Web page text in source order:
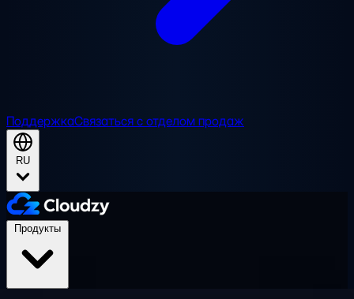
ПоддержкаСвязаться с отделом продаж
RU